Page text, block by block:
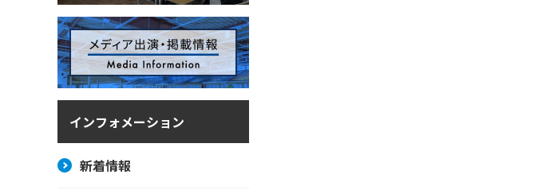
インフォメーション
新着情報